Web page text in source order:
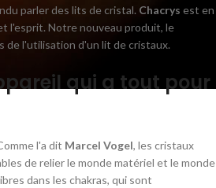
parler des lits de cristal. Chacrys est en
l'esprit.Notre nouveau produit, le
de l'utilisation d'un lit de cristaux.
qui a tout pour
l'a dit Marcel Vogel, les cristaux
de relier le monde matériel et le monde
dans les chakras, qui sont